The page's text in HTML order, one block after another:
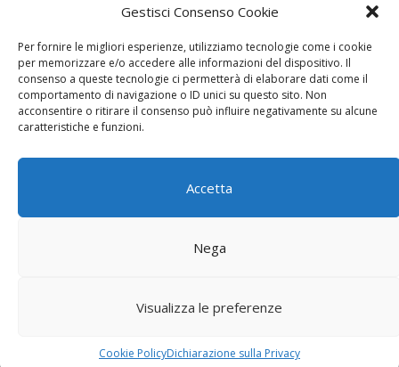
Gestisci Consenso Cookie
Per fornire le migliori esperienze, utilizziamo tecnologie come i cookie
per memorizzare e/o accedere alle informazioni del dispositivo. Il
consenso a queste tecnologie ci permetterà di elaborare dati come il
comportamento di navigazione o ID unici su questo sito. Non
acconsentire o ritirare il consenso può influire negativamente su alcune
caratteristiche e funzioni.
Accetta
Nega
Visualizza le preferenze
Cookie PolicyDichiarazione sulla Privacy
ARTICOLI PIÙ LETTI
Gewiss presenta ICE, il nuovo stile del sistema domotico
Hi-Tech e tradizione nel cuore di Assisi
Disco di memoria virtuale di Photoshop pieno su Mac? 4 modi per
pulirlo
Hotel Nettuno, l’ospitalità diventa smart con AVE
Newsletter
© ARA Tecnica P.IVA 05464180966